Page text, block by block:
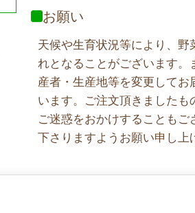
お願い
天候や生育状況等により、野
れとなることがございます。
産者・生産地等を変更してお
います。ご注文頂きましたも
ご迷惑をおかけすることもご
下さりますようお願い申し上